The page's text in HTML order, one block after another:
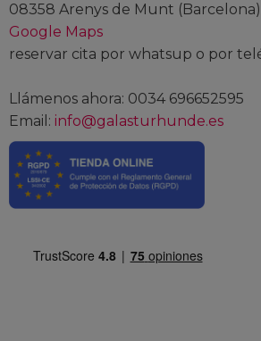
08358 Arenys de Munt (Barcelona)
Google Maps
reservar cita por whatsup o por
Llámenos ahora: 0034 696652595
Email: info@galasturhunde.es